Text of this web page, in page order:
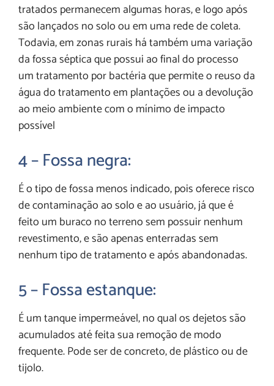
tratados permanecem algumas horas, e logo após
são lançados no solo ou em uma rede de coleta.
Todavia, em zonas rurais há também uma variação
da fossa séptica que possui ao final do processo
um tratamento por bactéria que permite o reuso da
água do tratamento em plantações ou a devolução
ao meio ambiente com o mínimo de impacto
possível
4 – Fossa negra:
É o tipo de fossa menos indicado, pois oferece risco
de contaminação ao solo e ao usuário, já que é
feito um buraco no terreno sem possuir nenhum
revestimento, e são apenas enterradas sem
nenhum tipo de tratamento e após abandonadas.
5 – Fossa estanque:
É um tanque impermeável, no qual os dejetos são
acumulados até feita sua remoção de modo
frequente. Pode ser de concreto, de plástico ou de
tijolo.